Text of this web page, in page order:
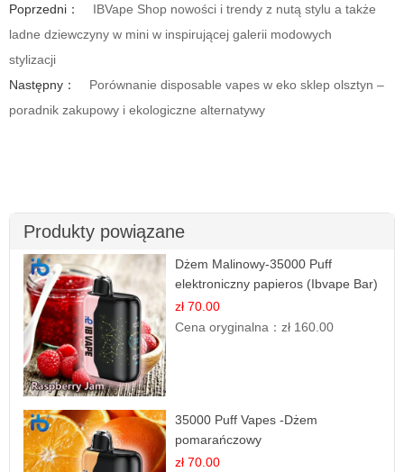
Poprzedni：
IBVape Shop nowości i trendy z nutą stylu a także
ladne dziewczyny w mini w inspirującej galerii modowych
stylizacji
Następny：
Porównanie disposable vapes w eko sklep olsztyn –
poradnik zakupowy i ekologiczne alternatywy
Produkty powiązane
Dżem Malinowy-35000 Puff
elektroniczny papieros (Ibvape Bar)
zł 70.00
Cena oryginalna：zł 160.00
35000 Puff Vapes -Dżem
pomarańczowy
zł 70.00